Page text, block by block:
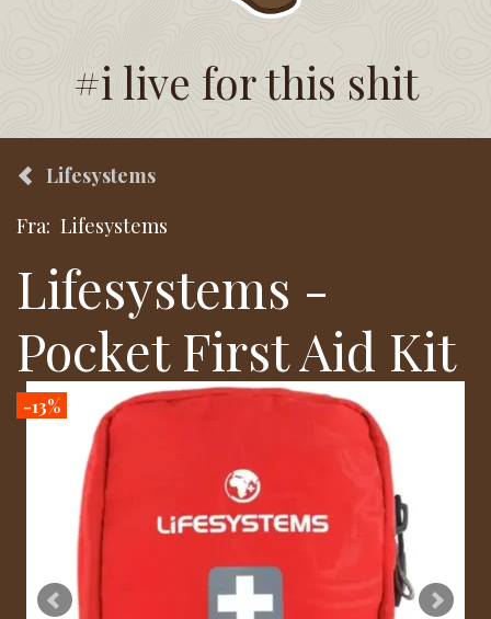
#i live for this shit
Lifesystems
Fra: Lifesystems
Lifesystems -
Pocket First Aid Kit
-13%